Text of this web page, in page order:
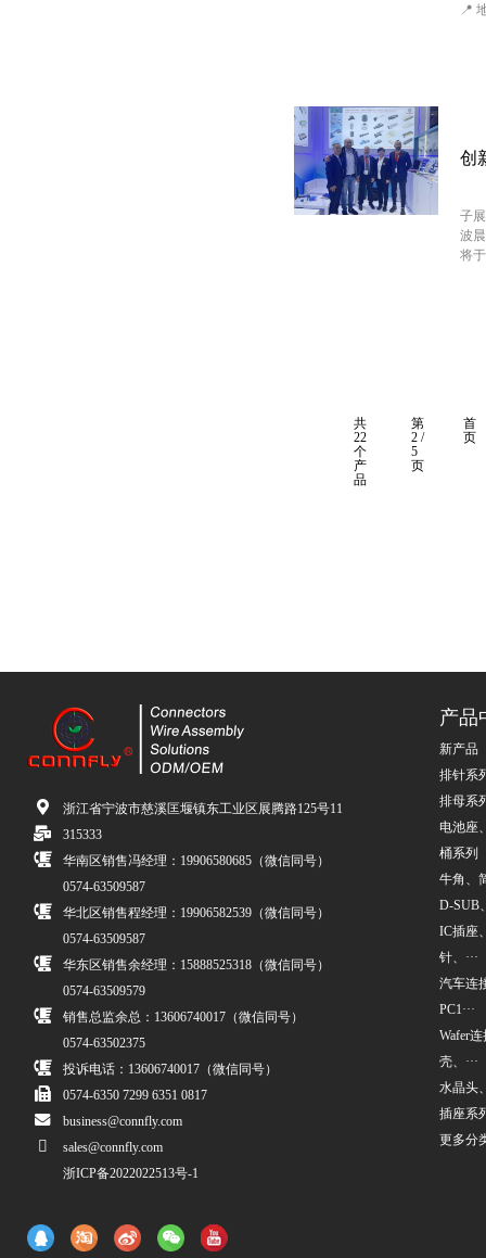
📍
创
子
波
将于
共
22
个
产
品
第
2 /
5
页
首
页
浙江省宁波市慈溪匡堰镇东工业区展腾路125号11
315333
华南区销售冯经理：19906580685（微信同号）
0574-63509587
华北区销售程经理：19906582539（微信同号）
0574-63509587
华东区销售余经理：15888525318（微信同号）
0574-63509579
销售总监余总：13606740017（微信同号）
0574-63502375
投诉电话：13606740017（微信同号）
0574-6350 7299 6351 0817
business@connfly.com
sales@connfly.com
浙ICP备2022022513号-1
产品
新产品
排针系
排母系
电池座
桶系列
牛角、
D-SUB
IC插座
针、···
汽车连
PC1···
Wafer
壳、···
水晶头
插座系
更多分